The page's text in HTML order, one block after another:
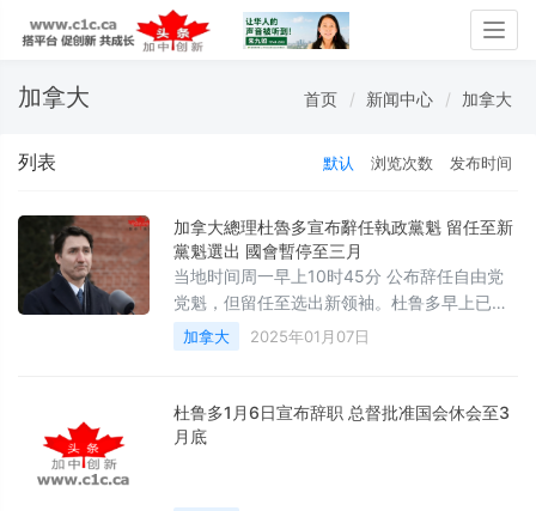
加拿大 首页 新闻中心 加拿大
列表 默认 浏览次数 发布时间
加拿大總理杜魯多宣布辭任執政黨魁 留任至新
黨魁選出 國會暫停至三月
当地时间周一早上10时45分 公布辞任自由党
党魁，但留任至选出新领袖。杜鲁多早上已会
见总督玛丽西蒙，要求批准国会休会至3月24
日。
加拿大 2025年01月07日
杜鲁多1月6日宣布辞职 总督批准国会休会至3
月底